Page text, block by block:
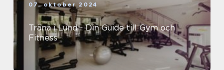
07. oktober 2024
Träna i Lund - Din Guide till Gym och
Fitness